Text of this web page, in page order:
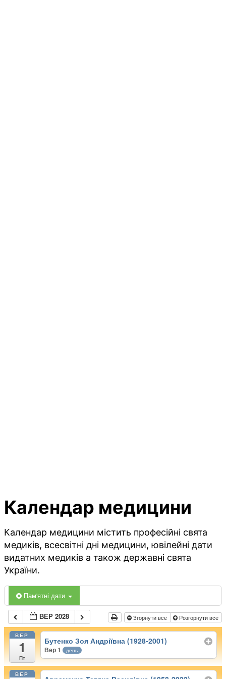
Календар медицини
Календар медицини містить професійні свята
медиків, всесвітні дні медицини, ювілейні дати
видатних медиків а також державні свята
України.
Пам'ятні дати
ВЕР 2028 Згорнути все Розгорнути все
ВЕР
1
Пт
Бутенко Зоя Андріївна (1928-2001)
Вер 1 день
ВЕР